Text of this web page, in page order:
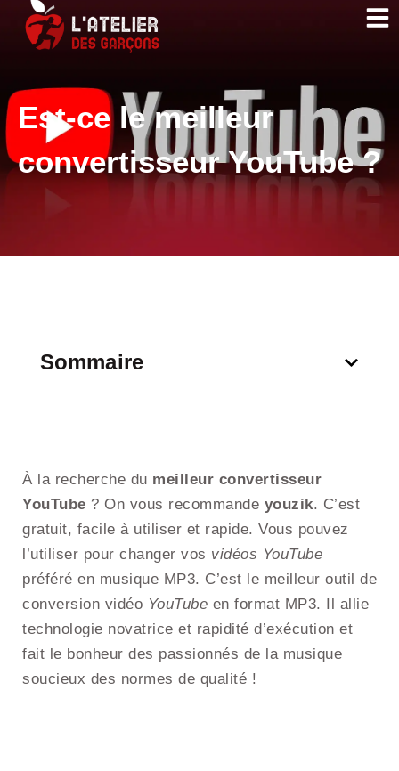
Est-ce le meilleur
convertisseur YouTube ?
Sommaire
À la recherche du meilleur convertisseur
YouTube ? On vous recommande youzik. C’est
gratuit, facile à utiliser et rapide. Vous pouvez
l’utiliser pour changer vos vidéos YouTube
préféré en musique MP3. C’est le meilleur outil de
conversion vidéo YouTube en format MP3. Il allie
technologie novatrice et rapidité d’exécution et
fait le bonheur des passionnés de la musique
soucieux des normes de qualité !